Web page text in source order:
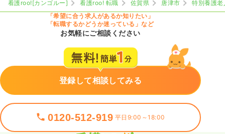
看護roo![カンゴルー] 看護roo! 転職 佐賀県 唐津市
特別養護
「希望に合う求人があるか知りたい」
「転職するかどうか迷っている」など
お気軽にご相談ください
登録して相談してみる
0120-512-919 平日9:00～18:00